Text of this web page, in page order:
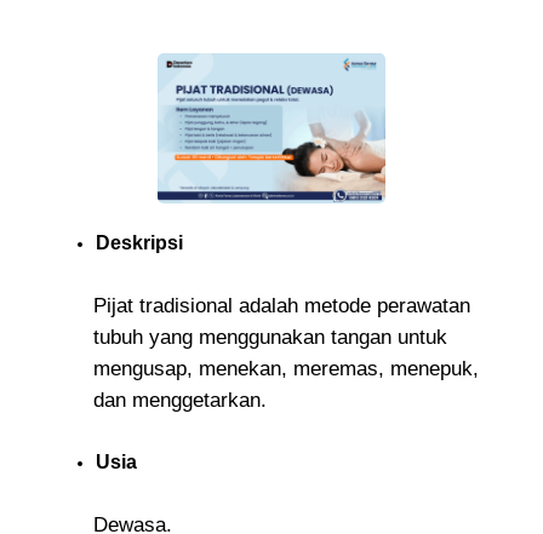
Deskripsi
Pijat tradisional adalah metode perawatan
tubuh yang menggunakan tangan untuk
mengusap, menekan, meremas, menepuk,
dan menggetarkan.
Usia
Dewasa.